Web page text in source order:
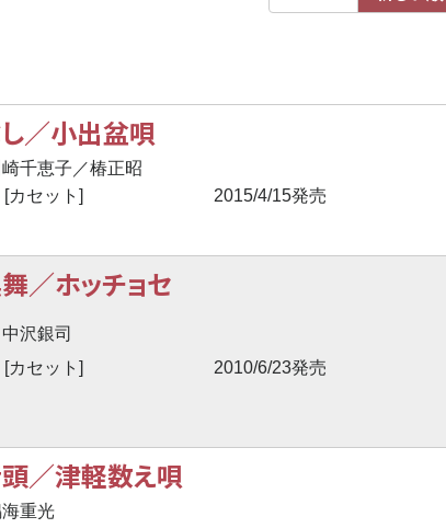
／小出盆唄
千恵子／椿正昭
カセット]
2015/4/15発売
／ホッチョセ
沢銀司
カセット]
2010/6/23発売
／津軽数え唄
重光